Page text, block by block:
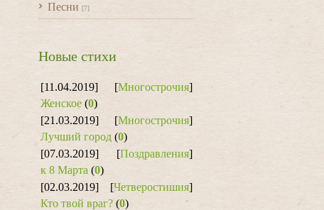
Песни [7]
Новые стихи
[11.04.2019] [Многострочия]
Женское (0)
[21.03.2019]
[Многострочия]
Лучший город (0)
[07.03.2019]
[Поздравления]
к 8 Марта (0)
[02.03.2019]
[Четверостишия]
Кто твой враг? (0)